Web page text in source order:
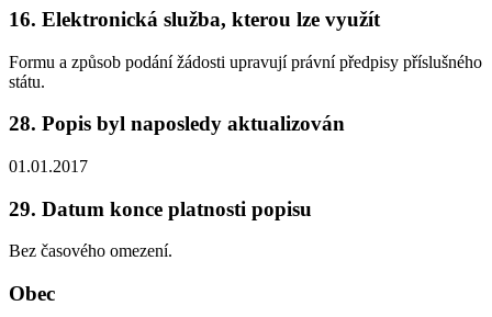
16. Elektronická služba, kterou lze využít
Formu a způsob podání žádosti upravují právní předpisy příslušného
státu.
28. Popis byl naposledy aktualizován
01.01.2017
29. Datum konce platnosti popisu
Bez časového omezení.
Obec